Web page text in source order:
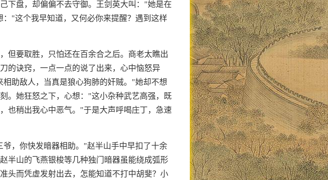
下盘，却偏偏不去守御。王剑英大叫："她是在
"这个我早知道，又何必你来提醒？遇到这样
但要取胜，只怕还在百余合之后。商老太瞧出
的诀窍，一点一点的说了出来，心中恼怒异
助敌人，当真是狼心狗肺的奸贼。"她却不想
。她狂怒之下，心想："这小杂种武艺高强，既
也稍出我心中恶气。"于是大声呼喝庄丁，急速
，你快发暗器相助。"赵半山手中早扣了十余
半山的飞燕银梭等几种独门暗器虽能绕成弧形
头而凭虚发射出去，怎能知道不打中胡斐？小